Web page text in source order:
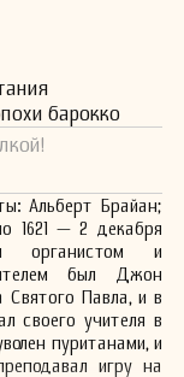
барокко
Альберт Брайан;
1621 — 2 декабря
органистом и
был Джон
Святого Павла, и в
своего учителя в
пуританами, и
игру на